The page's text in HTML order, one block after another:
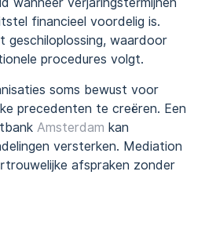
wanneer verjaringstermijnen
financieel voordelig is.
geschiloplossing, waardoor
procedures volgt.
soms bewust voor
precedenten te creëren. Een
Amsterdam kan
versterken. Mediation
afspraken zonder